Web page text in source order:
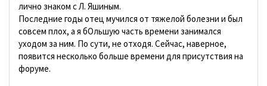
лично знаком с Л. Яшиным.
Последние годы отец мучился от тяжелой болезни и был
совсем плох, а я бОльшую часть времени занимался
уходом за ним. По сути, не отходя. Сейчас, наверное,
появится несколько больше времени для присутствия на
форуме.